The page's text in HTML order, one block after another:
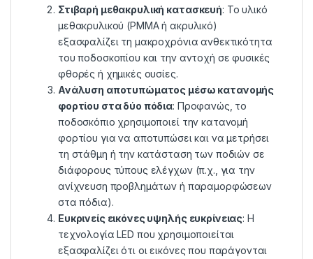
Στιβαρή μεθακρυλική κατασκευή: Το υλικό
μεθακρυλικού (PMMA ή ακρυλικό)
εξασφαλίζει τη μακροχρόνια ανθεκτικότητα
του ποδοσκοπίου και την αντοχή σε φυσικές
φθορές ή χημικές ουσίες.
Ανάλυση αποτυπώματος μέσω κατανομής
φορτίου στα δύο πόδια: Προφανώς, το
ποδοσκόπιο χρησιμοποιεί την κατανομή
φορτίου για να αποτυπώσει και να μετρήσει
τη στάθμη ή την κατάσταση των ποδιών σε
διάφορους τύπους ελέγχων (π.χ., για την
ανίχνευση προβλημάτων ή παραμορφώσεων
στα πόδια).
Ευκρινείς εικόνες υψηλής ευκρίνειας: Η
τεχνολογία LED που χρησιμοποιείται
εξασφαλίζει ότι οι εικόνες που παράγονται